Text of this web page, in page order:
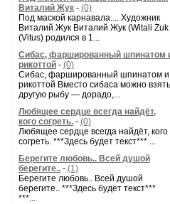
Виталий Жук - (0)
Под маской карнавала.... Художник
Виталий Жук Виталий Жук (Witali Żuk
(Vitus) родился в 1...
Сибас, фаршированный шпинатом
рикоттой - (0)
Сибас, фаршированный шпинатом и
рикоттой Вместо сибаса можно взять
другую рыбу — дорадо,...
Любящее сердце всегда найдёт,
кого согреть. - (0)
Любящее сердце всегда найдёт, кого
согреть. ***Здесь будет текст*** ...
Берегите любовь.. Всей душой
берегите.. - (1)
Берегите любовь.. Всей душой
берегите.. ***Здесь будет текст***
***...